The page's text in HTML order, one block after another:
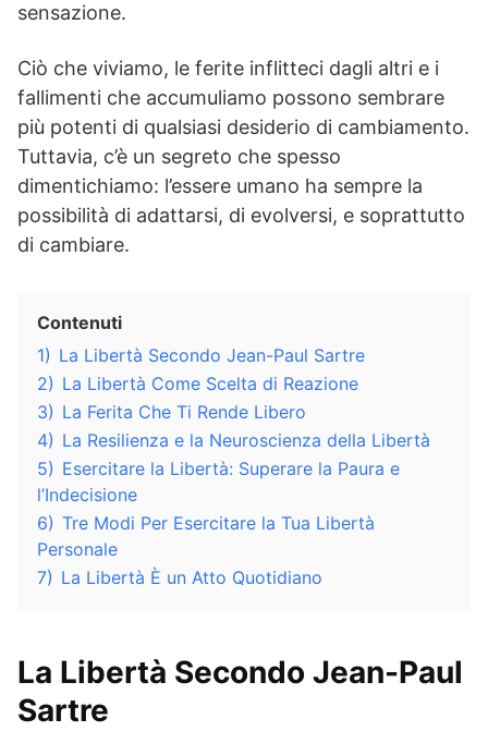
sensazione.
Ciò che viviamo, le ferite inflitteci dagli altri e i
fallimenti che accumuliamo possono sembrare
più potenti di qualsiasi desiderio di cambiamento.
Tuttavia, c’è un segreto che spesso
dimentichiamo: l’essere umano ha sempre la
possibilità di adattarsi, di evolversi, e soprattutto
di cambiare.
Contenuti
1) La Libertà Secondo Jean-Paul Sartre
2) La Libertà Come Scelta di Reazione
3) La Ferita Che Ti Rende Libero
4) La Resilienza e la Neuroscienza della Libertà
5) Esercitare la Libertà: Superare la Paura e
l’Indecisione
6) Tre Modi Per Esercitare la Tua Libertà
Personale
7) La Libertà È un Atto Quotidiano
La Libertà Secondo Jean-Paul
Sartre